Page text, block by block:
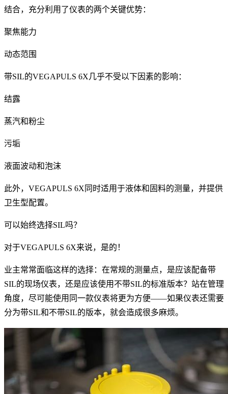
结合，充分利用了仪表的两个关键优势：
聚焦能力
动态范围
带SIL的VEGAPULS 6X几乎不受以下因素的影响：
结露
蒸汽和粉尘
污垢
液面波动和泡沫
此外，VEGAPULS 6X同时适用于液体和固料的测量，并提供
卫生型配置。
可以始终选择SIL吗？
对于VEGAPULS 6X来说，是的！
业主常常面临这样的选择：在常规的测量点，是应该配备带
SIL的现场仪表，还是应该使用不带SIL的标准版本？站在管理
角度，尽可能使用同一款仪表将更为方便——如果仪表还需要
分为带SIL和不带SIL的版本，就会造成很多麻烦。